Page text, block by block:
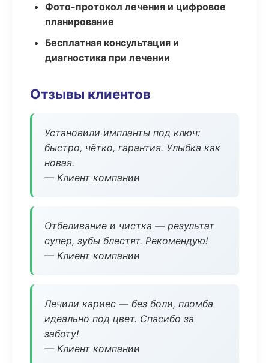
Фото-протокол лечения и цифровое
планирование
Бесплатная консультация и
диагностика при лечении
Отзывы клиентов
Установили импланты под ключ:
быстро, чётко, гарантия. Улыбка как
новая.
— Клиент компании
Отбеливание и чистка — результат
супер, зубы блестят. Рекомендую!
— Клиент компании
Лечили кариес — без боли, пломба
идеально под цвет. Спасибо за
заботу!
— Клиент компании